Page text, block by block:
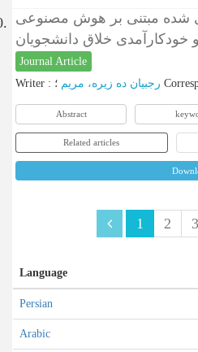
شده مبتنی بر هوش مصنوعی
خلاق دانشجویان
Journal Article
Writer : رجبیان ده زیره، مریم
Abstract
Related articles
1 2 3
Language
Persian
Arabic